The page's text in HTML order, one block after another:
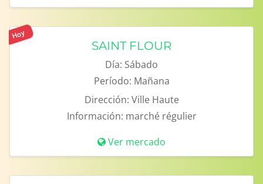
Hoy
SAINT FLOUR
Día: Sábado
Período: Mañana
Dirección: Ville Haute
Información: marché régulier
Ver mercado